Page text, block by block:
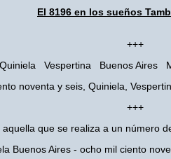
El 8196 en los sueños
+++
Quiniela Vespertina Buenos Aires
noventa y seis, Quiniela,
+++
que se realiza a un número
Buenos Aires - ocho mil ciento